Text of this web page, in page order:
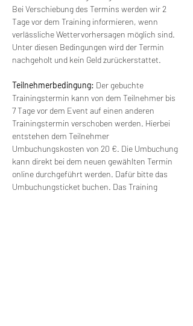
Bei Verschiebung des Termins werden wir 2
Tage vor dem Training informieren, wenn
verlässliche Wettervorhersagen möglich sind.
Unter diesen Bedingungen wird der Termin
nachgeholt und kein Geld zurückerstattet.
Teilnehmerbedingung: Der gebuchte
Trainingstermin kann von dem Teilnehmer bis
7 Tage vor dem Event auf einen anderen
Trainingstermin verschoben werden. Hierbei
entstehen dem Teilnehmer
Umbuchungskosten von 20 €. Die Umbuchung
kann direkt bei dem neuen gewählten Termin
online durchgeführt werden. Dafür bitte das
Umbuchungsticket buchen. Das Training